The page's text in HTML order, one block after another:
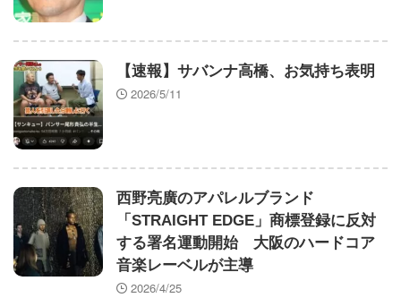
ッコ良すぎるwwwwwww
エンカーナシオン(De) 25試合 .304(102-31) 6本 26
打点 出塁率.311 OPS.831 wRC+137 WAR+0.7
【ラーメン】マユ通でトプロの中の人がトプロを育
成！
【朗報】AKB48新曲『好きish』MV 800万再生突破
キタ━━(((ﾟ∀ﾟ)))━━━━━!! こりゃ発売前に1000万
いきそうだな！【AKB48 68thシングル】
【朗報】ユニクロ式の置くだけセルフレジ、スーパ
ーにも導入へ
【急募】「みんな仕事帰りに家で何してんの？」←
これ・・・・
【速報】サバンナ高橋、お気持ち表明
2026/5/11
西野亮廣のアパレルブランド
「STRAIGHT EDGE」商標登録に反対
する署名運動開始 大阪のハードコア
音楽レーベルが主導
2026/4/25